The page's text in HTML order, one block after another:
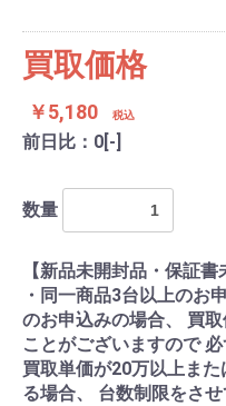
買取価格
￥5,180 税込
前日比：0[-]
数量
【新品未開封品・保証
・同一商品3台以上のお
のお申込みの場合、 買
ことがございますので
買取単価が20万以上ま
る場合、 台数制限をさ
買取検索を続ける